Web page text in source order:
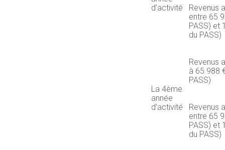
d’activité
Revenus
entre 65
PASS) et
du PASS)
La 4ème
année
d’activité
Revenus
à 65 988
PASS)
Revenus
entre 65
PASS) et
du PASS)